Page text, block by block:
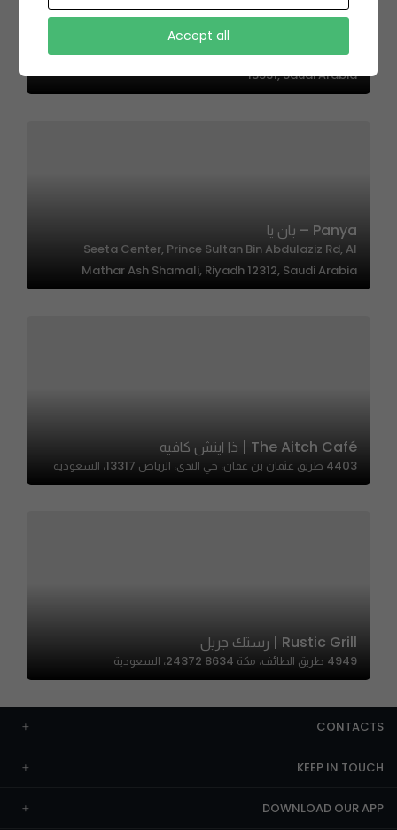
طريق الأمير سعود بن عبدالله بن جلوي، Al Qirawan, Riyadh
13531, Saudi Arabia
Panya – بان يا
Seeta Center, Prince Sultan Bin Abdulaziz Rd, Al
Mathar Ash Shamali, Riyadh 12312, Saudi Arabia
The Aitch Café | ذا ايتش كافيه
4403 طريق عثمان بن عفان، حي الندى، الرياض 13317، السعودية
Rustic Grill | رستك جريل
4949 طريق الطائف، مكة 24372 8634، السعودية
CONTACTS
KEEP IN TOUCH
DOWNLOAD OUR APP
Accept all